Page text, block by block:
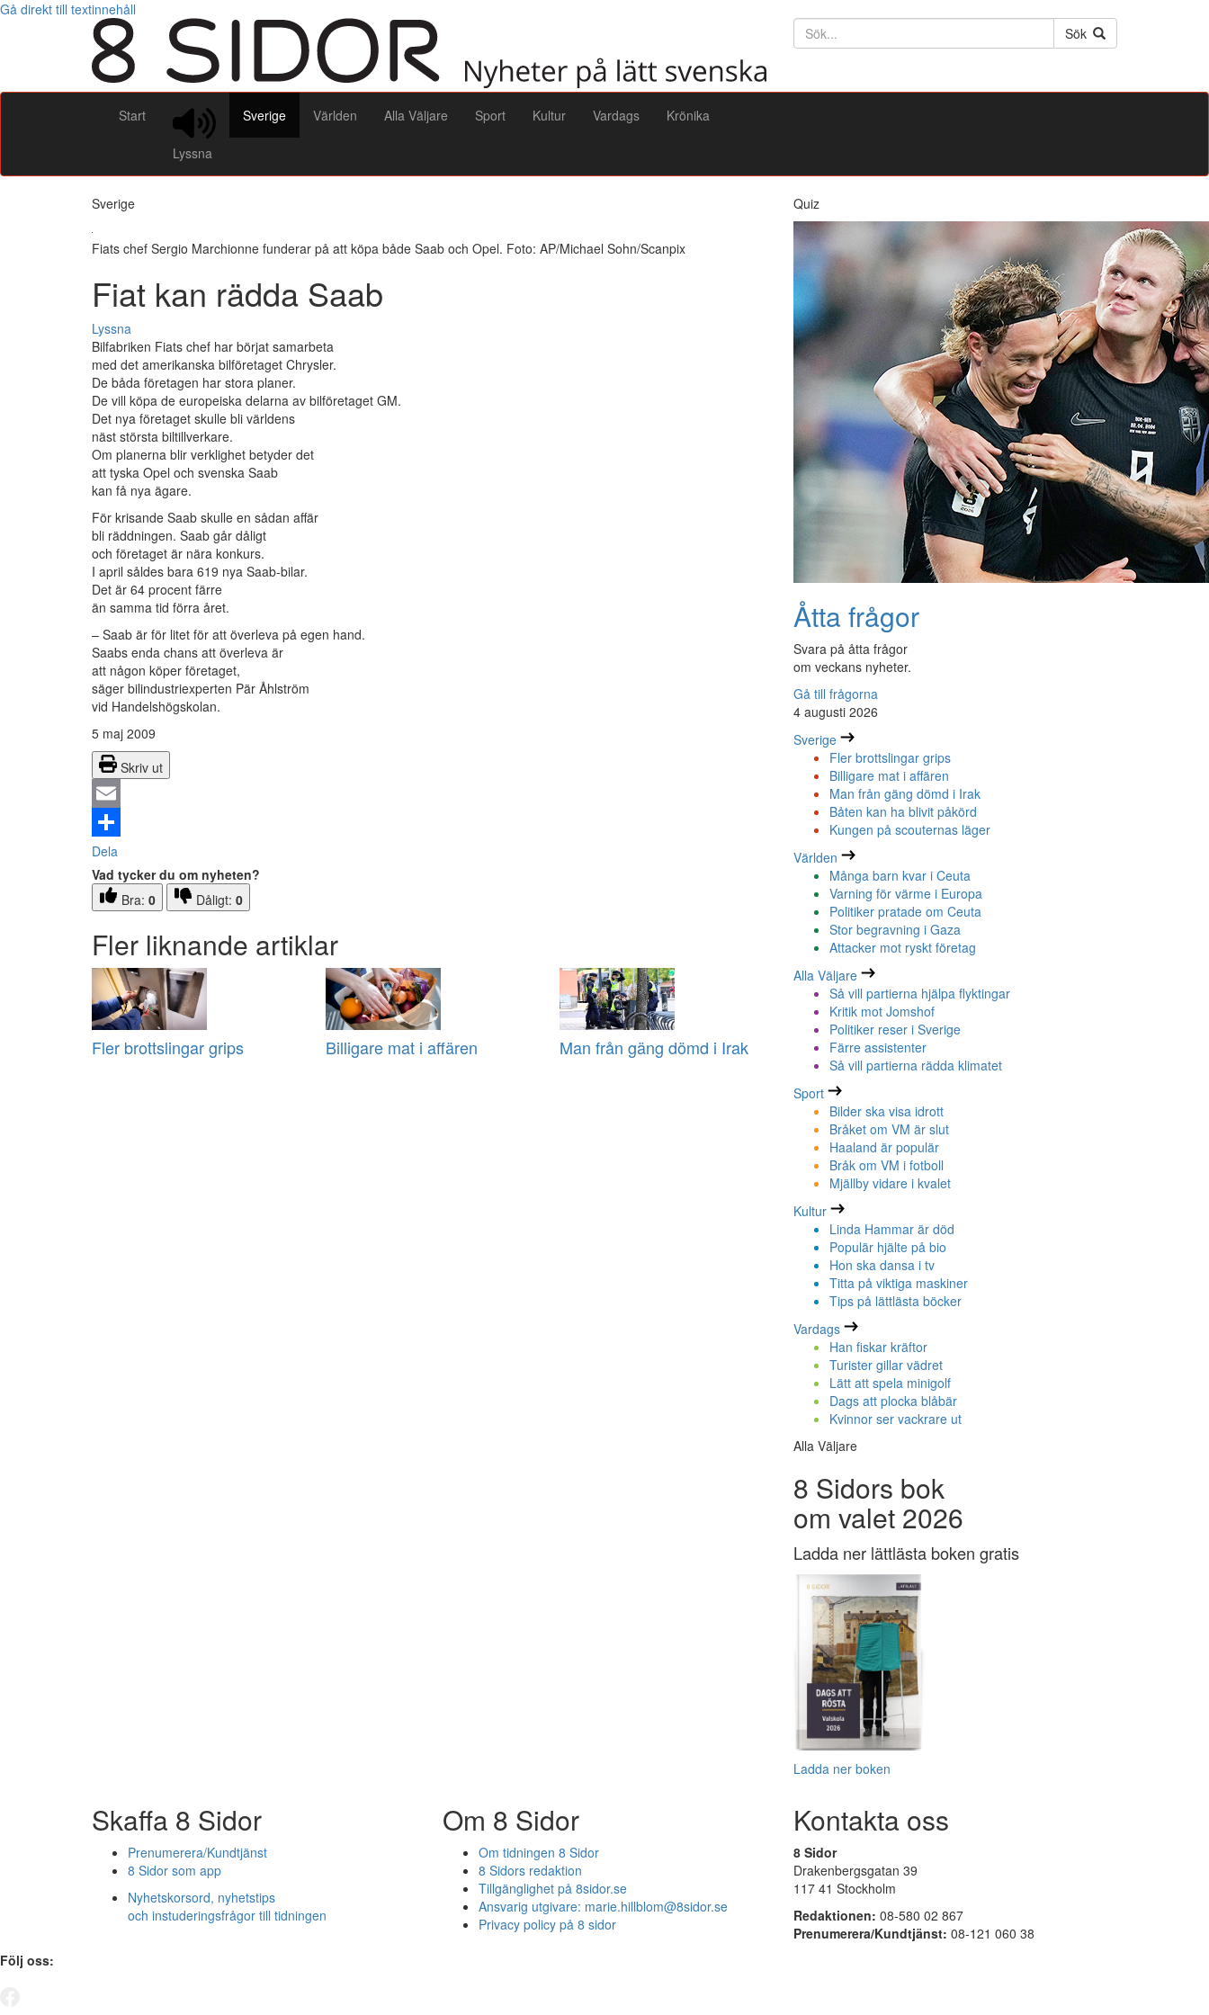
Gå direkt till textinnehåll
Söktext
Sök
Start
Lyssna
Sverige Världen Alla Väljare Sport Kultur Vardags Krönika
Sverige
Fiats chef Sergio Marchionne funderar på att köpa både Saab och Opel. Foto: AP/Michael Sohn/Scanpix
Fiat kan rädda Saab
Lyssna
Bilfabriken Fiats chef har börjat samarbeta
med det amerikanska bilföretaget Chrysler.
De båda företagen har stora planer.
De vill köpa de europeiska delarna av bilföretaget GM.
Det nya företaget skulle bli världens
näst största biltillverkare.
Om planerna blir verklighet betyder det
att tyska Opel och svenska Saab
kan få nya ägare.
För krisande Saab skulle en sådan affär
bli räddningen. Saab går dåligt
och företaget är nära konkurs.
I april såldes bara 619 nya Saab-bilar.
Det är 64 procent färre
än samma tid förra året.
– Saab är för litet för att överleva på egen hand.
Saabs enda chans att överleva är
att någon köper företaget,
säger bilindustriexperten Pär Åhlström
vid Handelshögskolan.
5 maj 2009
Skriv ut
Email
Dela
Vad tycker du om nyheten?
Bra: 0 Dåligt: 0
Fler liknande artiklar
Fler brottslingar grips Billigare mat i affären Man från gäng dömd i Irak
Quiz
Åtta frågor
Svara på åtta frågor
om veckans nyheter.
Gå till frågorna
4 augusti 2026
Sverige
Fler brottslingar grips
Billigare mat i affären
Man från gäng dömd i Irak
Båten kan ha blivit påkörd
Kungen på scouternas läger
Världen
Många barn kvar i Ceuta
Varning för värme i Europa
Politiker pratade om Ceuta
Stor begravning i Gaza
Attacker mot ryskt företag
Alla Väljare
Så vill partierna hjälpa flyktingar
Kritik mot Jomshof
Politiker reser i Sverige
Färre assistenter
Så vill partierna rädda klimatet
Sport
Bilder ska visa idrott
Bråket om VM är slut
Haaland är populär
Bråk om VM i fotboll
Mjällby vidare i kvalet
Kultur
Linda Hammar är död
Populär hjälte på bio
Hon ska dansa i tv
Titta på viktiga maskiner
Tips på lättlästa böcker
Vardags
Han fiskar kräftor
Turister gillar vädret
Lätt att spela minigolf
Dags att plocka blåbär
Kvinnor ser vackrare ut
Alla Väljare
8 Sidors bok
om valet 2026
Ladda ner lättlästa boken gratis
Ladda ner boken
Skaffa 8 Sidor
Prenumerera/Kundtjänst
8 Sidor som app
Nyhetskorsord, nyhetstips
och instuderingsfrågor till tidningen
Om 8 Sidor
Om tidningen 8 Sidor
8 Sidors redaktion
Tillgänglighet på 8sidor.se
Ansvarig utgivare: marie.hillblom@8sidor.se
Privacy policy på 8 sidor
Kontakta oss
8 Sidor
Drakenbergsgatan 39
117 41 Stockholm
Redaktionen: 08-580 02 867
Prenumerera/Kundtjänst: 08-121 060 38
Följ oss: